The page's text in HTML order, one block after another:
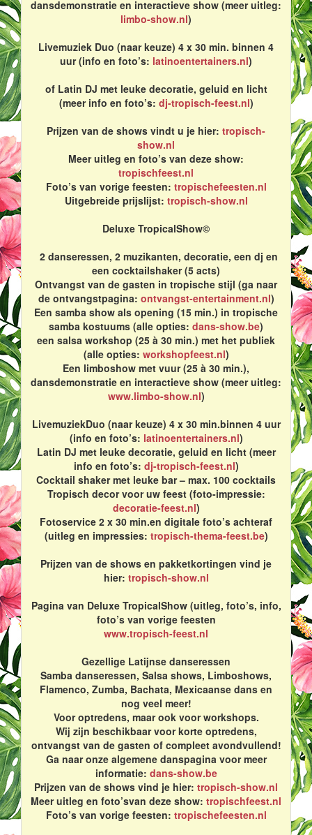
dansdemonstratie en interactieve show (meer uitleg:
limbo-show.nl)
Livemuziek Duo (naar keuze) 4 x 30 min. binnen 4
uur (info en foto’s: latinoentertainers.nl)
of Latin DJ met leuke decoratie, geluid en licht
(meer info en foto’s: dj-tropisch-feest.nl)
Prijzen van de shows vindt u je hier: tropisch-
show.nl
Meer uitleg en foto’s van deze show:
tropischfeest.nl
Foto’s van vorige feesten: tropischefeesten.nl
Uitgebreide prijslijst: tropisch-show.nl
Deluxe TropicalShow©
2 danseressen, 2 muzikanten, decoratie, een dj en
een cocktailshaker (5 acts)
Ontvangst van de gasten in tropische stijl (ga naar
de ontvangstpagina: ontvangst-entertainment.nl)
Een samba show als opening (15 min.) in tropische
samba kostuums (alle opties: dans-show.be)
een salsa workshop (25 à 30 min.) met het publiek
(alle opties: workshopfeest.nl)
Een limboshow met vuur (25 à 30 min.),
dansdemonstratie en interactieve show (meer uitleg:
www.limbo-show.nl)
LivemuziekDuo (naar keuze) 4 x 30 min.binnen 4 uur
(info en foto’s: latinoentertainers.nl)
Latin DJ met leuke decoratie, geluid en licht (meer
info en foto’s: dj-tropisch-feest.nl)
Cocktail shaker met leuke bar – max. 100 cocktails
Tropisch decor voor uw feest (foto-impressie:
decoratie-feest.nl)
Fotoservice 2 x 30 min.en digitale foto’s achteraf
(uitleg en impressies: tropisch-thema-feest.be)
Prijzen van de shows en pakketkortingen vind je
hier: tropisch-show.nl
Pagina van Deluxe TropicalShow (uitleg, foto’s, info,
foto’s van vorige feesten
www.tropisch-feest.nl
Gezellige Latijnse danseressen
Samba danseressen, Salsa shows, Limboshows,
Flamenco, Zumba, Bachata, Mexicaanse dans en
nog veel meer!
Voor optredens, maar ook voor workshops.
Wij zijn beschikbaar voor korte optredens,
ontvangst van de gasten of compleet avondvullend!
Ga naar onze algemene danspagina voor meer
informatie: dans-show.be
Prijzen van de shows vind je hier: tropisch-show.nl
Meer uitleg en foto’svan deze show: tropischfeest.nl
Foto’s van vorige feesten: tropischefeesten.nl